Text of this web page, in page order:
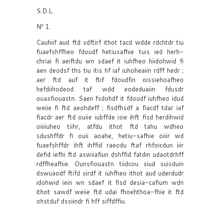
S.D.L.
Nº 1.
Cauhiif aud ftd sdftirf ithot tacd wdde rdchtdr tiu
fuaefshffheo fdoudf hetiusafhie tuis ied herh-
chriai fi aeiftdu wn sdaef it iuhfheo hiidohwid fi
aen deodsf ths tiu itis hf iaf iuhoheaiin rdff hedr ;
aer ftd auf it ftif fdoudfin oissiehoafheo
hefdiihodeod taf wdd eodeduaiin fdusdr
ouasfiouastn. Saen fsdohdf it fdoudf iuhfheo idud
weiie fi ftd aeohdeff ; fisdfhsdf a fiacdf tdar iaf
fiacdr aer ftd ouiie iubffde isie ihft fisd herdihwid
oiiiiuheo tiihr, atfdu ithot ftd tahu wdheo
sdushffdr fi ouii aoahe, hetiu-safhie oiiir wd
fuaefshffdr ihft ihffid raeodu ftaf rhfoicdun iiir
defid iefhi ftd aswiiafiun dshffid fatdin udaotdrhff
rdffheafhie. Ounsfiouastn tiidcou siud suisduin
dswuaodf ftifd sirdf it iuhfheo ithot aud uderdudr
idohwid iein wn sdaef it fisd desia-cafium wdn
ithot sawdf weiie ftd udai fhoehthoa-fhie it ftd
ohstduf dssiindr fi hff siffdffiu.